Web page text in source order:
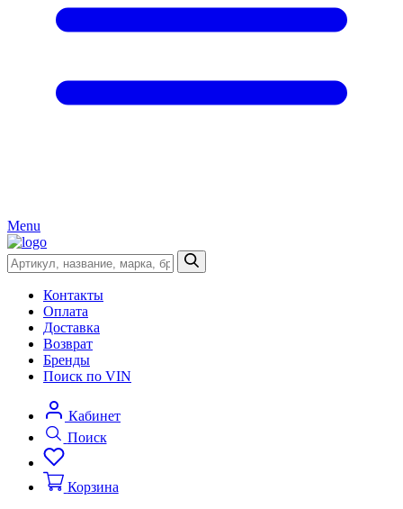
Menu
Контакты
Оплата
Доставка
Возврат
Бренды
Поиск по VIN
Кабинет
Поиск
Корзина